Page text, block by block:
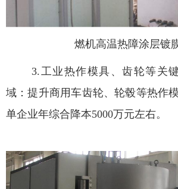
燃机高温热障涂层镀
3. 工业热作模具、齿轮等关
域：提升商用车齿轮、轮毂等热作
单企业年综合降本5000万元左右。